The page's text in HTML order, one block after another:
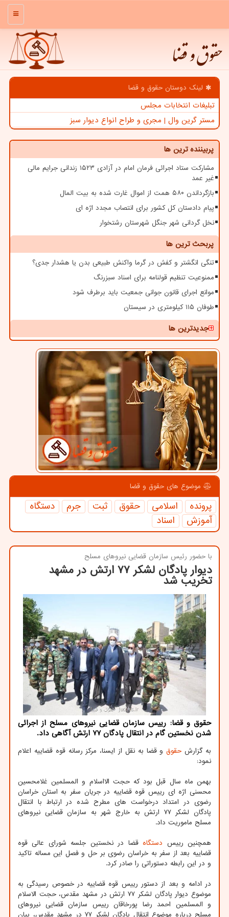
منو
حقوق و قضا
لینک دوستان حقوق و قضا
تبلیغات انتخابات مجلس
مستر گرین وال | مجری و طراح انواع دیوار سبز
پربیننده ترین ها
مشارکت ستاد اجرائی فرمان امام در آزادی ۱۵۲۳ زندانی جرایم مالی
غیر عمد
بازگرداندن ۵۸۰ همت از اموال غارت شده به بیت المال
پیام دادستان کل کشور برای انتصاب مجدد اژه ای
نخل گردانی شهر جنگل شهرستان رشتخوار
پربحث ترین ها
تنگی انگشتر و کفش در گرما واکنش طبیعی بدن یا هشدار جدی؟
ممنوعیت تنظیم قولنامه برای اسناد سبزرنگ
موانع اجرای قانون جوانی جمعیت باید برطرف شود
طوفان ۱۱۵ کیلومتری در سیستان
جدیدترین ها
موضوع های حقوق و قضا
پرونده اسلامی حقوق ثبت جرم
دستگاه
آموزش
اسناد
با حضور رئیس سازمان قضایی نیروهای مسلح
دیوار پادگان لشکر ۷۷ ارتش در مشهد
تخریب شد
حقوق و قضا: رییس سازمان قضایی نیروهای مسلح از اجرائی
شدن نخستین گام در انتقال پادگان 77 ارتش آگاهی داد.
به گزارش حقوقو قضا به نقل از ایسنا، مرکز رسانه قوه قضاییه اعلام
نمود:
بهمن ماه سال قبل بود که حجت الااسلام و المسلمین غلامحسین
محسنی اژه ای رییس قوه قضاییه در جریان سفر به استان خراسان
رضوی در امتداد درخواست های مطرح شده در ارتباط با انتقال
پادگان لشکر ۷۷ ارتش به خارج شهر به سازمان قضایی نیروهای
مسلح ماموریت داد.
همچنین رییس دستگاه قضا در نخستین جلسه شورای عالی قوه
قضاییه بعد از سفر به خراسان رضوی بر حل و فصل این مساله تاکید
و در این رابطه دستوراتی را صادر کرد.
در ادامه و بعد از دستور رییس قوه قضاییه در خصوص رسیدگی به
موضوع دیوار پادگان لشکر ۷۷ ارتش در مشهد مقدس، حجت الاسلام
و المسلمین احمد رضا پورخاقان رییس سازمان قضایی نیروهای
مسلح درباره موضوع انتقال پادگان لشکر ۷۷ در مشهد مقدس، بیان